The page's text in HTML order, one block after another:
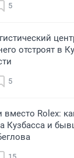
5
отстроят в
5
вместо Rolex:
Кузбасса и